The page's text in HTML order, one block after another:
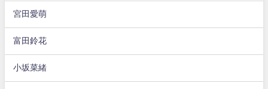
宮田愛萌
富田鈴花
小坂菜緒